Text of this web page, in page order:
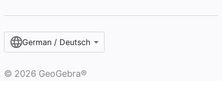
German / Deutsch
© 2026 GeoGebra®